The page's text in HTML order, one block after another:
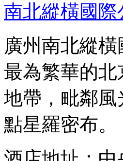
南北縱橫國
廣州南北縱
最為繁華的
地帶，毗鄰
點星羅密布。